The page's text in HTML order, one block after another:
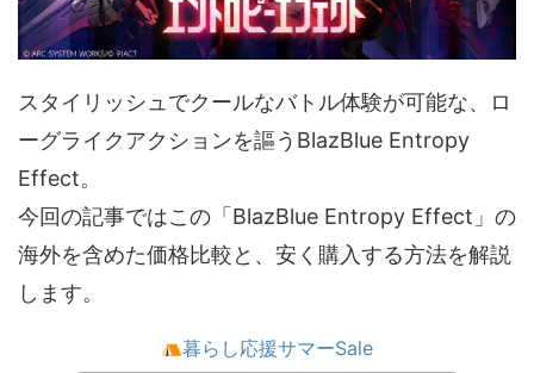
スタイリッシュでクールなバトル体験が可能な、ロ
ーグライクアクションを謳うBlazBlue Entropy
Effect。
今回の記事ではこの「BlazBlue Entropy Effect」の
海外を含めた価格比較と、安く購入する方法を解説
します。
暮らし応援サマーSale